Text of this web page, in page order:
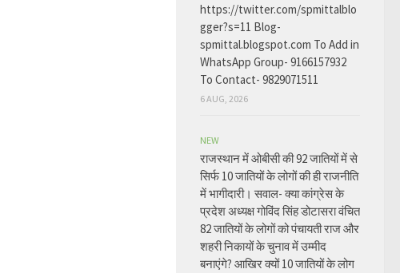
https://twitter.com/spmittalblo
gger?s=11 Blog-
spmittal.blogspot.com To Add in
WhatsApp Group- 9166157932
To Contact- 9829071511
6 AUG, 2026
NEW
राजस्थान में ओबीसी की 92 जातियों में से
सिर्फ 10 जातियों के लोगों की ही राजनीति
में भागीदारी। सवाल- क्या कांग्रेस के
प्रदेश अध्यक्ष गोविंद सिंह डोटासरा वंचित
82 जातियों के लोगों को पंचायती राज और
शहरी निकायों के चुनाव में उम्मीद
बनाएंगे? आखिर क्यों 10 जातियों के लोग